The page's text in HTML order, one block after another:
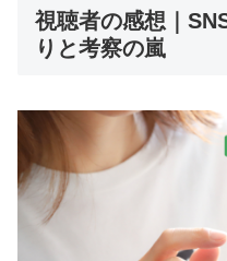
視聴者の感想｜
りと考察の嵐